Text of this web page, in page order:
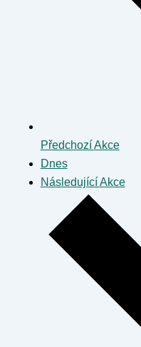
PředchozíAkce
Dnes
NásledujícíAkce